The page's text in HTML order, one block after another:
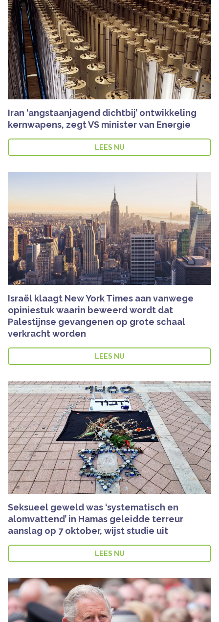
Iran ‘angstaanjagend dichtbij’ ontwikkeling
kernwapens, zegt VS minister van Energie
LEES NU
Israël klaagt New York Times aan vanwege
opiniestuk waarin beweerd wordt dat
Palestijnse gevangenen op grote schaal
verkracht worden
LEES NU
Seksueel geweld was ‘systematisch en
alomvattend’ in Hamas geleidde terreur
aanslag op 7 oktober, wijst studie uit
LEES NU